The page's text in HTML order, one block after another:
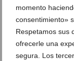
momento
consentimiento»
Respetamos sus
ofrecerle una
segura. Los
Tu
Silvia
Ya sea